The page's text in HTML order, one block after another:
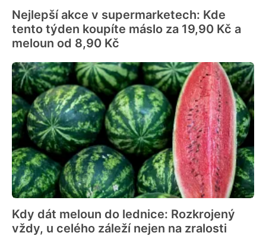
Nejlepší akce v supermarketech: Kde
tento týden koupíte máslo za 19,90 Kč a
meloun od 8,90 Kč
Kdy dát meloun do lednice: Rozkrojený
vždy, u celého záleží nejen na zralosti